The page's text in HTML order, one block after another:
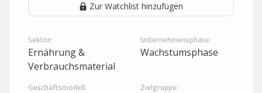
Zur Watchlist hinzufügen
Sektor:
Ernährung &
Verbrauchsmaterial
Unternehmensphase:
Wachstumsphase
Geschäftsmodell: Zielgruppe: